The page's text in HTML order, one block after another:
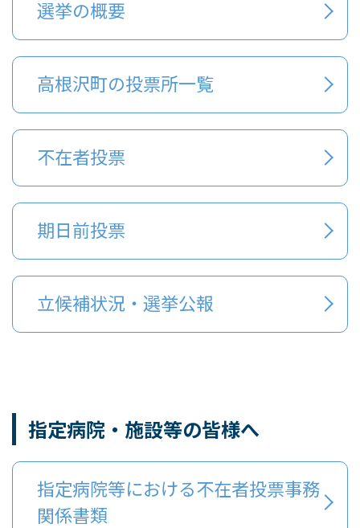
選挙の概要
高根沢町の投票所一覧
不在者投票
期日前投票
立候補状況・選挙公報
指定病院・施設等の皆様へ
指定病院等における不在者投票事務
関係書類